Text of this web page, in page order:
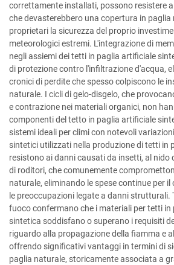
correttamente installati, possono resistere
che devasterebbero una copertura in
proprietari la sicurezza del proprio
meteorologici estremi. L'integrazione di
negli assiemi dei tetti in paglia artificiale
di protezione contro l'infiltrazione d'acqua,
cronici di perdite che spesso colpiscono le
naturale. I cicli di gelo-disgelo, che
e contrazione nei materiali organici, non
componenti del tetto in paglia artificiale
sistemi ideali per climi con notevoli
sintetici utilizzati nella produzione di tetti in
resistono ai danni causati da insetti, al nido
di roditori, che comunemente
naturale, eliminando le spese continue per
le preoccupazioni legate a danni strutturali.
fuoco confermano che i materiali per tetti
sintetica soddisfano o superano i requisiti
riguardo alla propagazione della fiamma e
offrendo significativi vantaggi in termini di
paglia naturale, storicamente associata a